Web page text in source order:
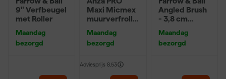
9" Verfbeugel
met Roller
Maandag
bezorgd
Maxi Micmex
muurverfrolle
Maandag
bezorgd
Adviesprijs 8,53
Angled Brush
- 3,8 cm
Maandag
bezorgd